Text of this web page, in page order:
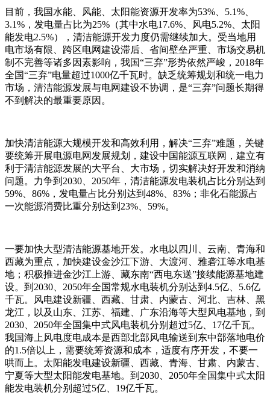
目前，我国水能、风能、太阳能资源开发率为53%、5.1%、
3.1%，发电量占比为25%（其中水电17.6%、风电5.2%、太阳
能发电2.5%），清洁能源开发力度仍需继续加大。受当地用
电市场有限、跨区电网建设滞后、省间壁垒严重、市场交易机
制不完善等诸多因素影响，我国“三弃”形势依然严峻，2018年
全国“三弃”电量超过1000亿千瓦时。缺乏统筹规划和统一电力
市场，清洁能源发展与电网建设不协调，是“三弃”问题长期得
不到解决的最重要原因。
加快清洁能源大规模开发和高效利用，解决“三弃”难题，关键
要统筹开展电源电网发展规划，建设中国能源互联网，建立有
利于清洁能源发展的大平台、大市场，切实解决好开发和消纳
问题。力争到2030、2050年，清洁能源发电装机占比分别达到
59%、86%，发电量占比分别达到48%、83%；非化石能源占
一次能源消费比重分别达到23%、59%。
一要加快大型清洁能源基地开发。水电以四川、云南、青海和
西藏为重点，加快建设金沙江下游、大渡河、雅砻江等水电基
地；积极推进金沙江上游、藏东南“西电东送”接续能源基地建
设。到2030、2050年全国常规水电装机分别达到4.5亿、5.6亿
千瓦。风电建设新疆、西藏、甘肃、内蒙古、河北、吉林、黑
龙江，以及山东、江苏、福建、广东沿海等大型风电基地，到
2030、2050年全国集中式风电装机分别超过5亿、17亿千瓦。
我国海上风电度电成本是西部北部风电输送到东中部落地电价
的1.5倍以上，需要统筹资源和成本，适度有序开发，不要一
哄而上。太阳能发电建设新疆、西藏、青海、甘肃、内蒙古、
宁夏等大型太阳能发电基地。到2030、2050年全国集中式太阳
能发电装机分别超过5亿、19亿千瓦。